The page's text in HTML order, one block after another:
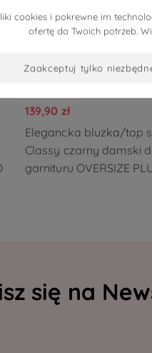
139,90 zł
Elegancka bluzka/top
Classy czarny damski
garnituru OVERSIZE
się na
cookies i pokrewne im
ofertę do Twoich potrzeb.
zaakceptuj tylko